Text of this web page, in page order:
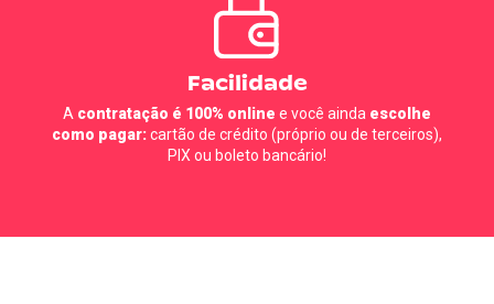
Facilidade
A contratação é 100% online e você ainda escolhe
como pagar:cartão de crédito (próprio ou de terceiros),
PIX ou boleto bancário!